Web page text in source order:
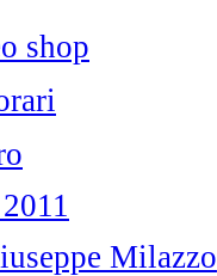
shop
Milazzo